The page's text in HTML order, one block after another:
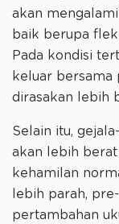
akan
baik berupa
Pada kondisi
keluar bersama
dirasakan lebih
Selain itu,
akan lebih
kehamilan
lebih parah,
pertambahan